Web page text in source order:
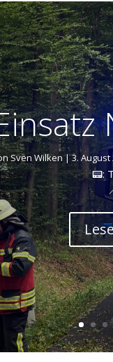
Sven Wilken|3. August
📟: